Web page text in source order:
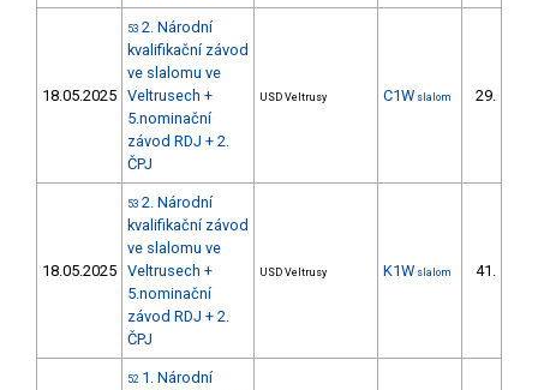
18.05.2025
53 2. Národní
kvalifikační závod
ve slalomu ve
Veltrusech +
5.nominační
závod RDJ + 2.
ČPJ
USD Veltrusy C1W slalom 29.
18.05.2025
53 2. Národní
kvalifikační závod
ve slalomu ve
Veltrusech +
5.nominační
závod RDJ + 2.
ČPJ
USD Veltrusy K1W slalom 41.
52 1. Národní